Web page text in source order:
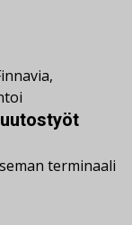
,
terminaali